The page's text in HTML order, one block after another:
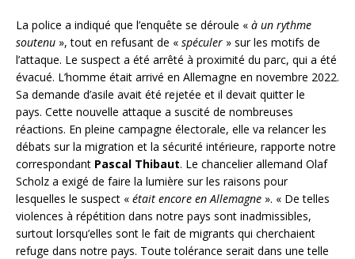
La police a indiqué que l’enquête se déroule « à un rythme
soutenu », tout en refusant de « spéculer » sur les motifs de
l’attaque. Le suspect a été arrêté à proximité du parc, qui a été
évacué. L’homme était arrivé en Allemagne en novembre 2022.
Sa demande d’asile avait été rejetée et il devait quitter le
pays. Cette nouvelle attaque a suscité de nombreuses
réactions. En pleine campagne électorale, elle va relancer les
débats sur la migration et la sécurité intérieure, rapporte notre
correspondant Pascal Thibaut. Le chancelier allemand Olaf
Scholz a exigé de faire la lumière sur les raisons pour
lesquelles le suspect « était encore en Allemagne ». « De telles
violences à répétition dans notre pays sont inadmissibles,
surtout lorsqu’elles sont le fait de migrants qui cherchaient
refuge dans notre pays. Toute tolérance serait dans une telle